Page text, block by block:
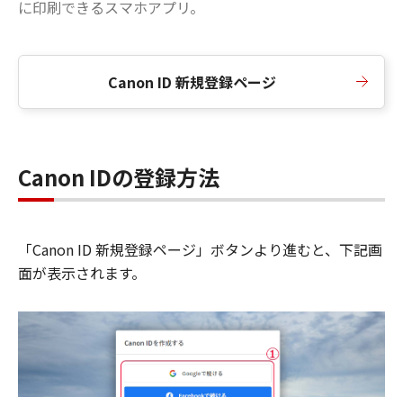
に印刷できるスマホアプリ。
Canon ID 新規登録ページ
Canon IDの登録方法
「Canon ID 新規登録ページ」ボタンより進むと、下記画
面が表示されます。